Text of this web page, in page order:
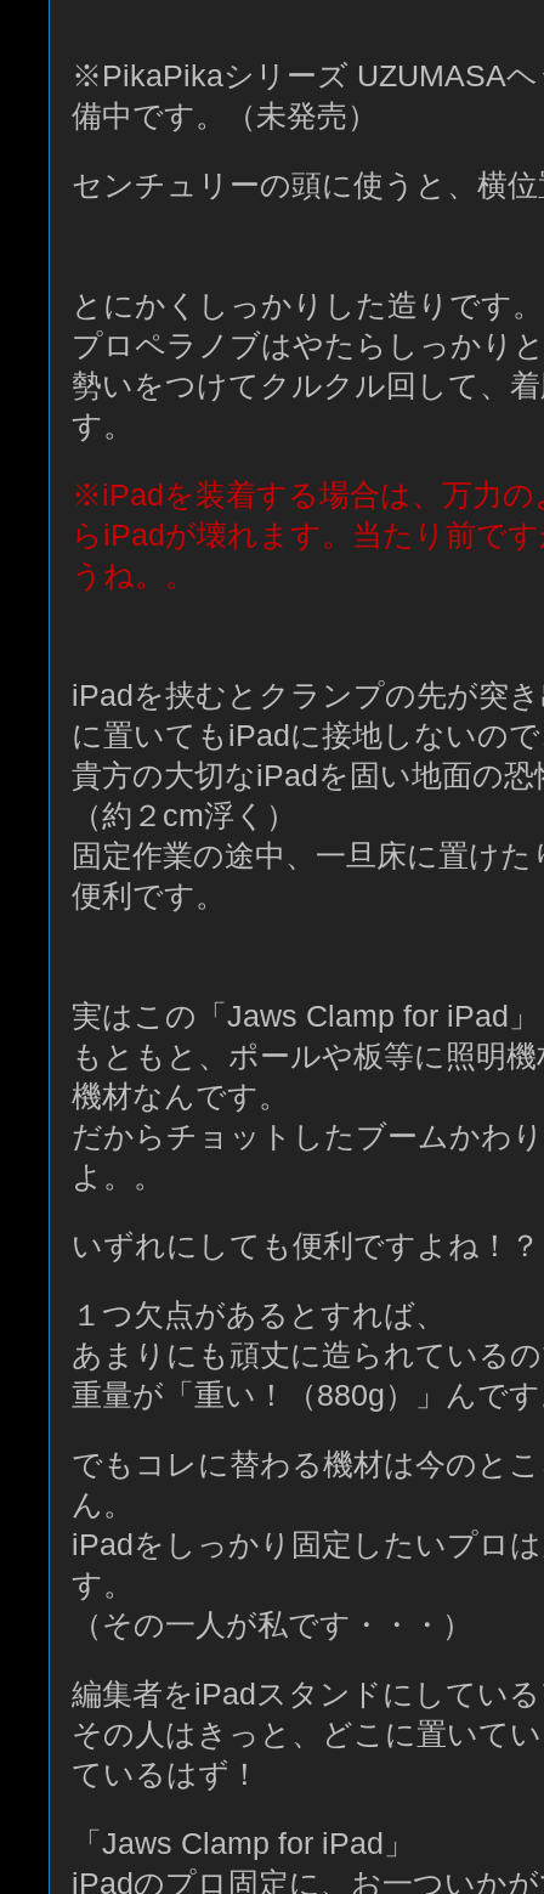
※PikaPikaシリーズ UZUMASA
備中です。（未発売）
センチュリーの頭に使うと、横
とにかくしっかりした造りです。
プロペラノブはやたらしっかり
勢いをつけてクルクル回して、
す。
※iPadを装着する場合は、万力
らiPadが壊れます。当たり前で
うね。。
iPadを挟むとクランプの先が突
に置いてもiPadに接地しないの
貴方の大切なiPadを固い地面の
（約２cm浮く）
固定作業の途中、一旦床に置け
便利です。
実はこの「Jaws Clamp for iPad」
もともと、ポールや板等に照明
機材なんです。
だからチョットしたブームかわ
よ。。
いずれにしても便利ですよね！？
１つ欠点があるとすれば、
あまりにも頑丈に造られている
重量が「重い！（880g）」んで
でもコレに替わる機材は今のと
ん。
iPadをしっかり固定したいプロ
す。
（その一人が私です・・・）
編集者をiPadスタンドにしてい
その人はきっと、どこに置いて
ているはず！
「Jaws Clamp for iPad」
iPadのプロ固定に、お一ついか